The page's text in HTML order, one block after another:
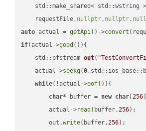
std::make_shared< std::wstring
    requestFile,
nullptr, nullptr,
auto actual = getApi()->convert
if(actual->good ()){
std::ofstream out(
    actual->
seekg(0
while(!actual->eof()){
char* buffer = new char [256
        actual->
read (buffer,256);
        out.
write(buffer,256);